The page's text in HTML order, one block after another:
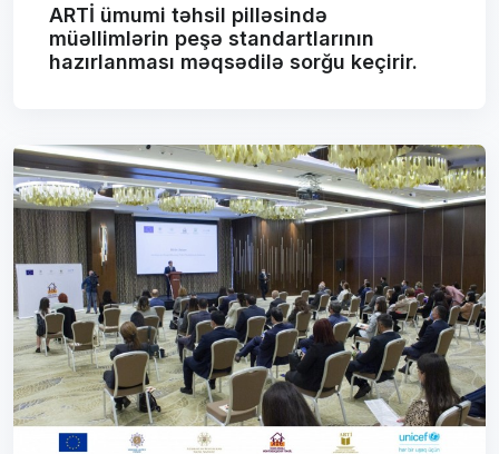
ARTİ ümumi təhsil pilləsində
müəllimlərin peşə standartlarının
hazırlanması məqsədilə sorğu keçirir.